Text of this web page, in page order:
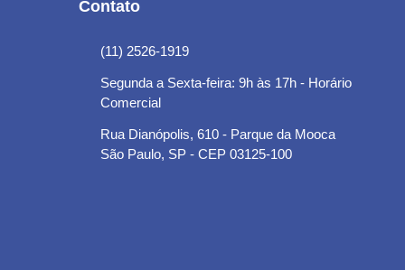
Contato
(11) 2526-1919
Segunda a Sexta-feira: 9h às 17h - Horário
Comercial
Rua Dianópolis, 610 - Parque da Mooca
São Paulo, SP - CEP 03125-100